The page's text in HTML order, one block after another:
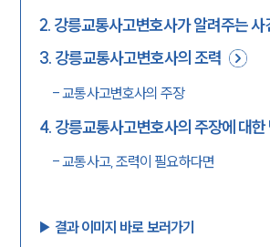
2. 강릉교통사고변호사가 알려주는 사
3. 강릉교통사고변호사의 조력
-교통사고변호사의 주장
4. 강릉교통사고변호사의 주장에 대한
-교통사고, 조력이 필요하다면
▶︎ 결과 이미지 바로 보러가기